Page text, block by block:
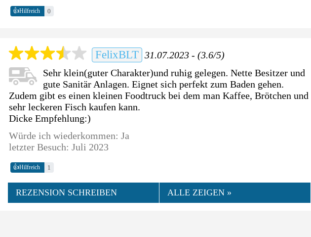
👍Hilfreich 0
FelixBLT 31.07.2023 - (3.6/5)
Sehr klein(guter Charakter)und ruhig gelegen. Nette Besitzer und
gute Sanitär Anlagen. Eignet sich perfekt zum Baden gehen.
Zudem gibt es einen kleinen Foodtruck bei dem man Kaffee, Brötchen und
sehr leckeren Fisch kaufen kann.
Dicke Empfehlung:)
Würde ich wiederkommen: Ja
letzter Besuch: Juli 2023
👍Hilfreich 1
REZENSION SCHREIBEN ALLE ZEIGEN »